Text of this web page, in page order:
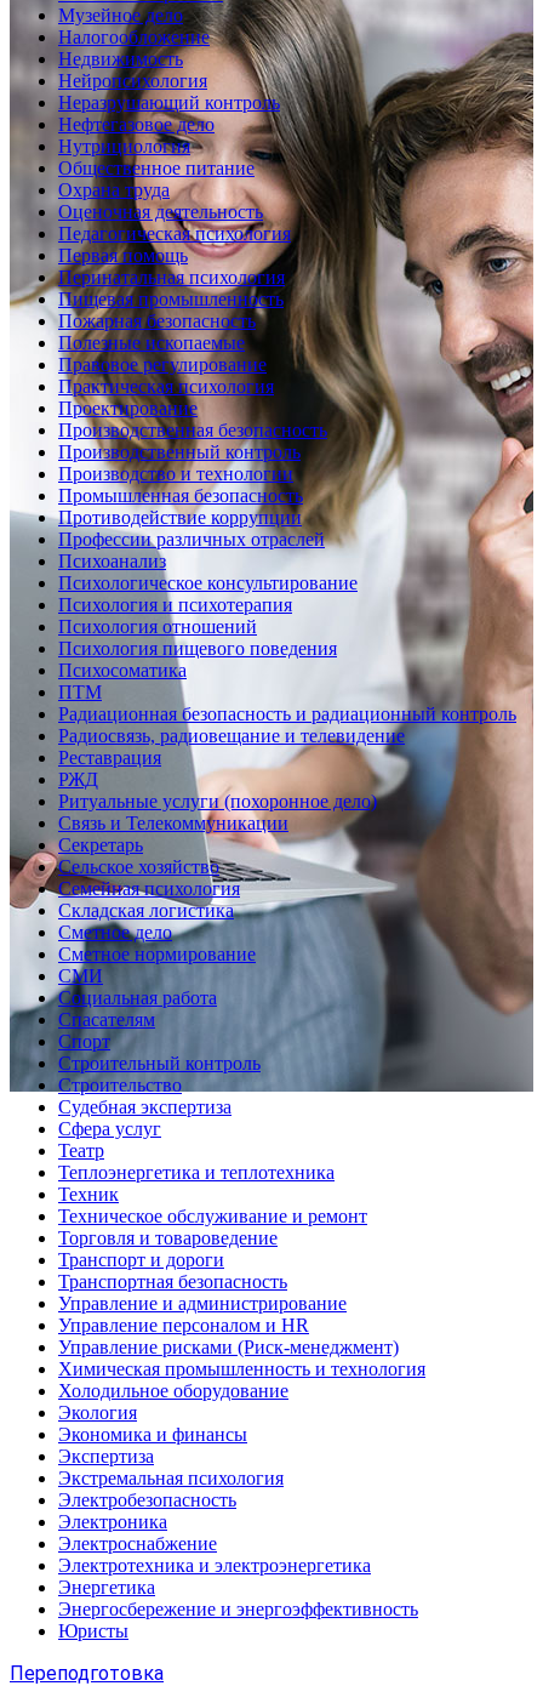
Музейное дело
Налогообложение
Недвижимость
Нейропсихология
Неразрушающий контроль
Нефтегазовое дело
Нутрициология
Общественное питание
Охрана труда
Оценочная деятельность
Педагогическая психология
Первая помощь
Перинатальная психология
Пищевая промышленность
Пожарная безопасность
Полезные ископаемые
Правовое регулирование
Практическая психология
Проектирование
Производственная безопасность
Производственный контроль
Производство и технологии
Промышленная безопасность
Противодействие коррупции
Профессии различных отраслей
Психоанализ
Психологическое консультирование
Психология и психотерапия
Психология отношений
Психология пищевого поведения
Психосоматика
ПТМ
Радиационная безопасность и радиационный контроль
Радиосвязь, радиовещание и телевидение
Реставрация
РЖД
Ритуальные услуги (похоронное дело)
Связь и Телекоммуникации
Секретарь
Сельское хозяйство
Семейная психология
Складская логистика
Сметное дело
Сметное нормирование
СМИ
Социальная работа
Спасателям
Спорт
Строительный контроль
Строительство
Судебная экспертиза
Сфера услуг
Театр
Теплоэнергетика и теплотехника
Техник
Техническое обслуживание и ремонт
Торговля и товароведение
Транспорт и дороги
Транспортная безопасность
Управление и администрирование
Управление персоналом и HR
Управление рисками (Риск-менеджмент)
Химическая промышленность и технология
Холодильное оборудование
Экология
Экономика и финансы
Экспертиза
Экстремальная психология
Электробезопасность
Электроника
Электроснабжение
Электротехника и электроэнергетика
Энергетика
Энергосбережение и энергоэффективность
Юристы
Переподготовка